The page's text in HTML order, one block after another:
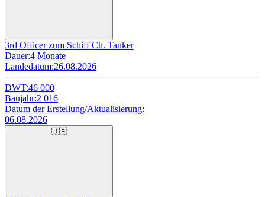
3rd Officer zum Schiff Ch. Tanker
Dauer:4 Monate
Landedatum:26.08.2026
DWT:46 000
Baujahr:2 016
Datum der Erstellung/Aktualisierung:
06.08.2026
🇺🇦